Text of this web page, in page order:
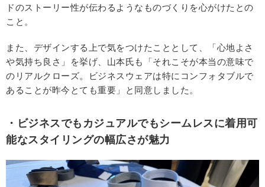
ドのストーリー性が伝わるようなものづくりを心がけたとの
こと。
また、デザインする上で気をつけたこととして、「心地よさ
や気持ち良さ」を挙げ、山本氏も「それこそが本当の意味で
のリアルクローズ。ビジネスウェアは特にコンフォタブルで
あることが昨今とても重要」と同意しました。
・ビジネスでもカジュアルでもシームレスに着用可
能なスタイリングの幅広さが魅力